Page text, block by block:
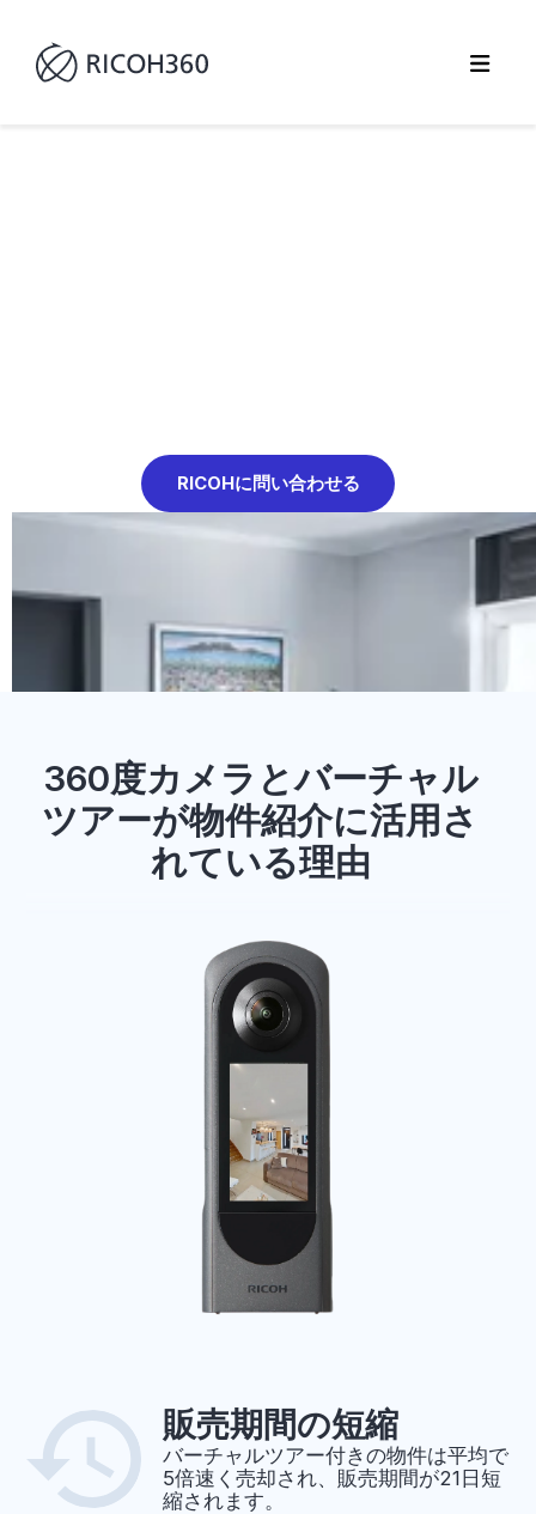
RICOHに問い合わせる
360度カメラとバーチャル
ツアーが物件紹介に活用さ
れている理由
販売期間の短縮
バーチャルツアー付きの物件は平均で
5倍速く売却され、販売期間が21日短
縮されます。